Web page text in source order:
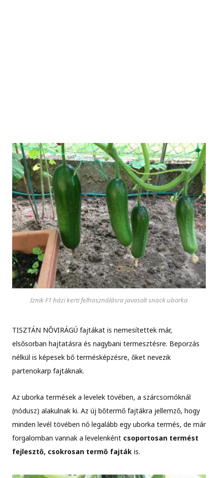
Iznik F1 házi kerti felhasználásra javasolt snack uborka
TISZTÁN NŐVIRÁGÚ fajtákat is nemesítettek már,
elsősorban hajtatásra és nagybani termesztésre. Beporzás
nélkül is képesek bő termésképzésre, őket nevezik
partenokarp fajtáknak.
Az uborka termések a levelek tövében, a szárcsomóknál
(nódusz) alakulnak ki. Az új bőtermő fajtákra jellemző, hogy
minden levél tövében nő legalább egy uborka termés, de már
forgalomban vannak a levelenként csoportosan termést
fejlesztő, csokrosan termő fajták is.